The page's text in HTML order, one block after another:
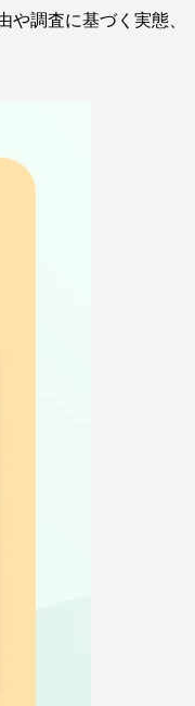
調査に基づく実態、